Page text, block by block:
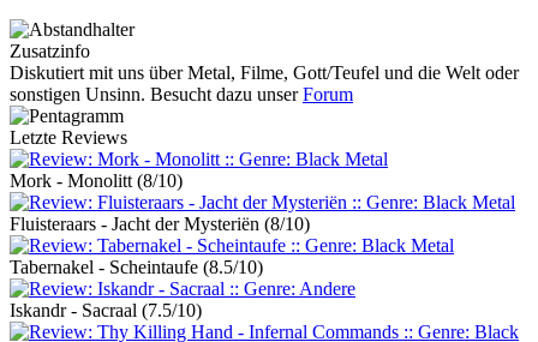
Zusatzinfo
Diskutiert mit uns über Metal, Filme, Gott/Teufel und die Welt oder
sonstigen Unsinn. Besucht dazu unserForum
Letzte Reviews
Mork - Monolitt (8/10)
Fluisteraars - Jacht der Mysteriën (8/10)
Tabernakel - Scheintaufe (8.5/10)
Iskandr - Sacraal (7.5/10)